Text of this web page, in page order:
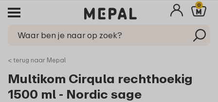
0
< terug naar Mepal
Multikom Cirqula rechthoekig
1500 ml - Nordic sage